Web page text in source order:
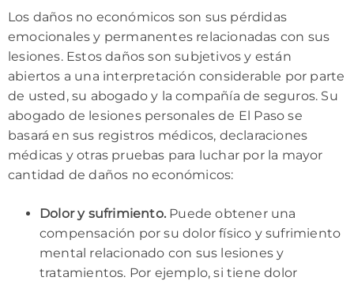
Los daños no económicos son sus pérdidas
emocionales y permanentes relacionadas con sus
lesiones. Estos daños son subjetivos y están
abiertos a una interpretación considerable por parte
de usted, su abogado y la compañía de seguros. Su
abogado de lesiones personales de El Paso se
basará en sus registros médicos, declaraciones
médicas y otras pruebas para luchar por la mayor
cantidad de daños no económicos:
Dolor y sufrimiento. Puede obtener una
compensación por su dolor físico y sufrimiento
mental relacionado con sus lesiones y
tratamientos. Por ejemplo, si tiene dolor